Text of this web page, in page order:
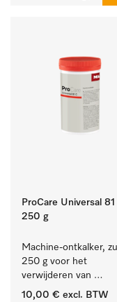
ProCare Universal
250 g
Machine-ontkalker,
250 g voor het
verwijderen van
hardnekkige
10,00 € excl. BTW